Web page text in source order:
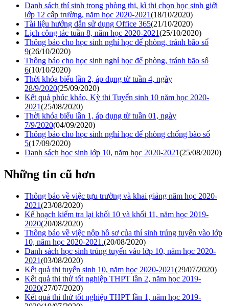
Danh sách thí sinh trong phòng thi, kì thi chọn học sinh giởi
lớp 12 cấp trường, năm học 2020-2021(18/10/2020)
Tài liệu hướng dẫn sử dụng Office 365(21/10/2020)
Lịch công tác tuần 8, năm học 2020-2021(25/10/2020)
Thông báo cho học sinh nghỉ học để phòng, tránh bão số
9(26/10/2020)
Thông báo cho học sinh nghỉ học để phòng, tránh bão số
6(10/10/2020)
Thời khóa biểu lần 2, áp dụng từ tuần 4, ngày
28/9/2020(25/09/2020)
Kết quả phúc khảo, Kỳ thi Tuyển sinh 10 năm học 2020-
2021(25/08/2020)
Thời khóa biểu lần 1, áp dụng từ tuần 01, ngày
7/9/2020(04/09/2020)
Thông báo cho học sinh nghỉ học để phòng chống bão số
5(17/09/2020)
Danh sách học sinh lớp 10, năm học 2020-2021(25/08/2020)
Những tin cũ hơn
Thông báo về việc tựu trường và khai giảng năm học 2020-
2021(23/08/2020)
Kế hoạch kiểm tra lại khối 10 và khối 11, năm học 2019-
2020(20/08/2020)
Thông báo về việc nộp hồ sơ của thí sinh trúng tuyển vào lớp
10, năm học 2020-2021.(20/08/2020)
Danh sách học sinh trúng tuyển vào lớp 10, năm học 2020-
2021(03/08/2020)
Kết quả thi tuyển sinh 10, năm học 2020-2021(29/07/2020)
Kết quả thi thử tốt nghiệp THPT lần 2, năm học 2019-
2020(27/07/2020)
Kết quả thi thử tốt nghiệp THPT lần 1, năm học 2019-